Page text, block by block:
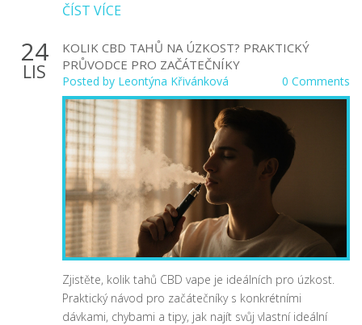
ČÍST VÍCE
24
LIS
KOLIK CBD TAHŮ NA ÚZKOST? PRAKTICKÝ
PRŮVODCE PRO ZAČÁTEČNÍKY
Posted by Leontýna Křivánková 0 Comments
Zjistěte, kolik tahů CBD vape je ideálních pro úzkost.
Praktický návod pro začátečníky s konkrétními
dávkami, chybami a tipy, jak najít svůj vlastní ideální